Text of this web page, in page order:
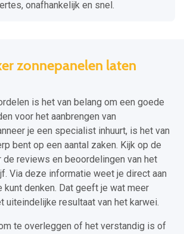
onafhankelijk en snel.
zonnepanelen laten
is het van belang om een goede
voor het aanbrengen van
je een specialist inhuurt, is het van
bent op een aantal zaken. Kijk op de
de reviews en beoordelingen van het
Via deze informatie weet je direct aan
kunt denken. Dat geeft je wat meer
uiteindelijke resultaat van het karwei.
te overleggen of het verstandig is of